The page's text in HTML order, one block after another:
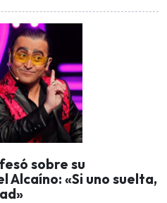
sobre su
Alcaíno: «Si uno suelta,